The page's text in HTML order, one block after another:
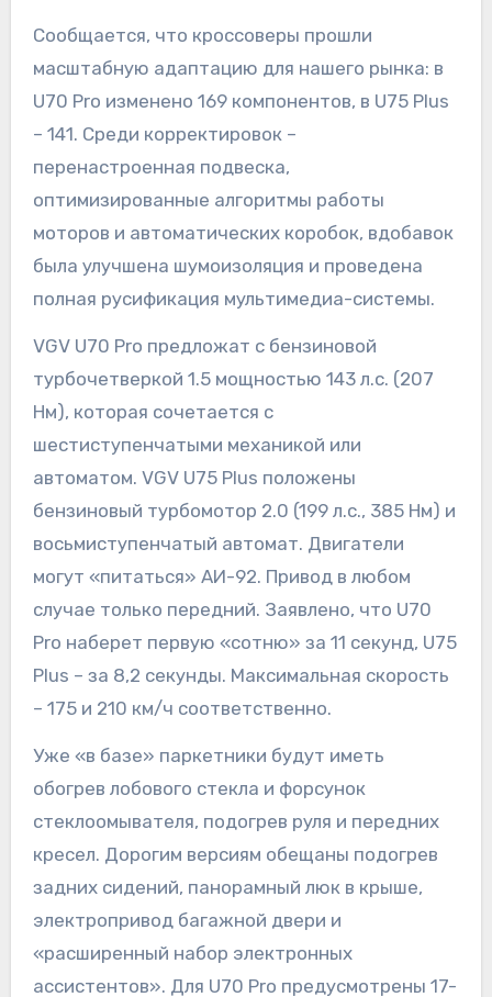
Сообщается, что кроссоверы прошли
масштабную адаптацию для нашего рынка: в
U70 Pro изменено 169 компонентов, в U75 Plus
– 141. Среди корректировок –
перенастроенная подвеска,
оптимизированные алгоритмы работы
моторов и автоматических коробок, вдобавок
была улучшена шумоизоляция и проведена
полная русификация мультимедиа-системы.
VGV U70 Pro предложат с бензиновой
турбочетверкой 1.5 мощностью 143 л.с. (207
Нм), которая сочетается с
шестиступенчатыми механикой или
автоматом. VGV U75 Plus положены
бензиновый турбомотор 2.0 (199 л.с., 385 Нм) и
восьмиступенчатый автомат. Двигатели
могут «питаться» АИ-92. Привод в любом
случае только передний. Заявлено, что U70
Pro наберет первую «сотню» за 11 секунд, U75
Plus – за 8,2 секунды. Максимальная скорость
– 175 и 210 км/ч соответственно.
Уже «в базе» паркетники будут иметь
обогрев лобового стекла и форсунок
стеклоомывателя, подогрев руля и передних
кресел. Дорогим версиям обещаны подогрев
задних сидений, панорамный люк в крыше,
электропривод багажной двери и
«расширенный набор электронных
ассистентов». Для U70 Pro предусмотрены 17-